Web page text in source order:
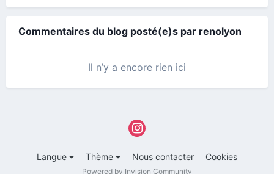
Commentaires du blog posté(e)s par renolyon
Il n’y a encore rien ici
Langue Thème Nous contacter Cookies
Powered by Invision Community